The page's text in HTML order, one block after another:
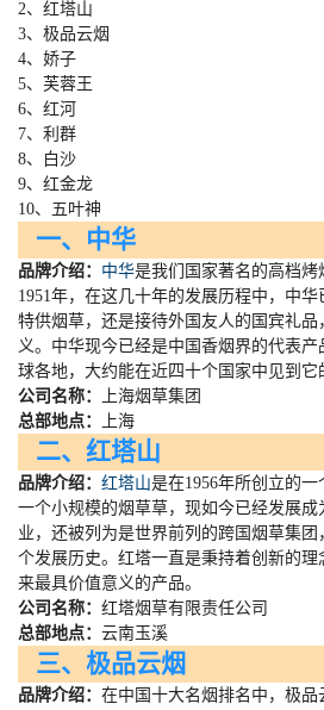
2、红塔山
3、极品云烟
4、娇子
5、芙蓉王
6、红河
7、利群
8、白沙
9、红金龙
10、五叶神
一、中华
品牌介绍： 中华是我们国家著名的高档
1951年，在这几十年的发展历程中，中华
特供烟草，还是接待外国友人的国宾礼品
义。中华现今已经是中国香烟界的代表
球各地，大约能在近四十个国家中见到它
公司名称：
上海烟草集团
总部地点：
上海
二、红塔山
品牌介绍： 红塔山是在1956年所创立的一
一个小规模的烟草草，现如今已经发展
业，还被列为是世界前列的跨国烟草集
个发展历史。红塔一直是秉持着创新的
来最具价值意义的产品。
公司名称： 红塔烟草有限责任公司
总部地点： 云南玉溪
三、极品云烟
品牌介绍： 在中国十大名烟排名中，极品